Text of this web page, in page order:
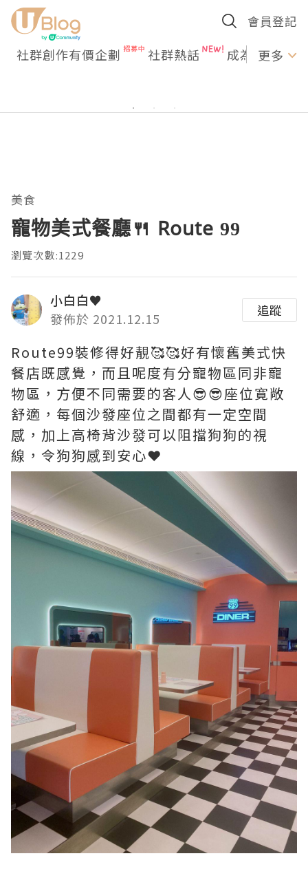
會員登記
社群創作有價企劃 社群熱話 成為U更多
美食
寵物美式餐廳🍴 Route 99
瀏覽次數:1229
小白白♥
發佈於 2021.12.15
追蹤
Route99裝修得好靚🥰🥰好有懷舊美式快
餐店既感覺，而且呢度有分寵物區同非寵
物區，方便不同需要的客人😎😎座位寛敞
舒適，每個沙發座位之間都有一定空間
感，加上高椅背沙發可以阻擋狗狗的視
線，令狗狗感到安心❤️